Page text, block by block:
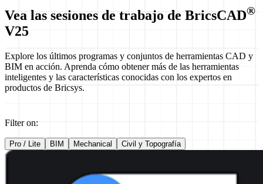
Vea las sesiones de trabajo de BricsCAD®
V25
Explore los últimos programas y conjuntos de herramientas CAD y
BIM en acción. Aprenda cómo obtener más de las herramientas
inteligentes y las características conocidas con los expertos en
productos de Bricsys.
Filter on:
Pro / Lite BIM Mechanical Civil y Topografía